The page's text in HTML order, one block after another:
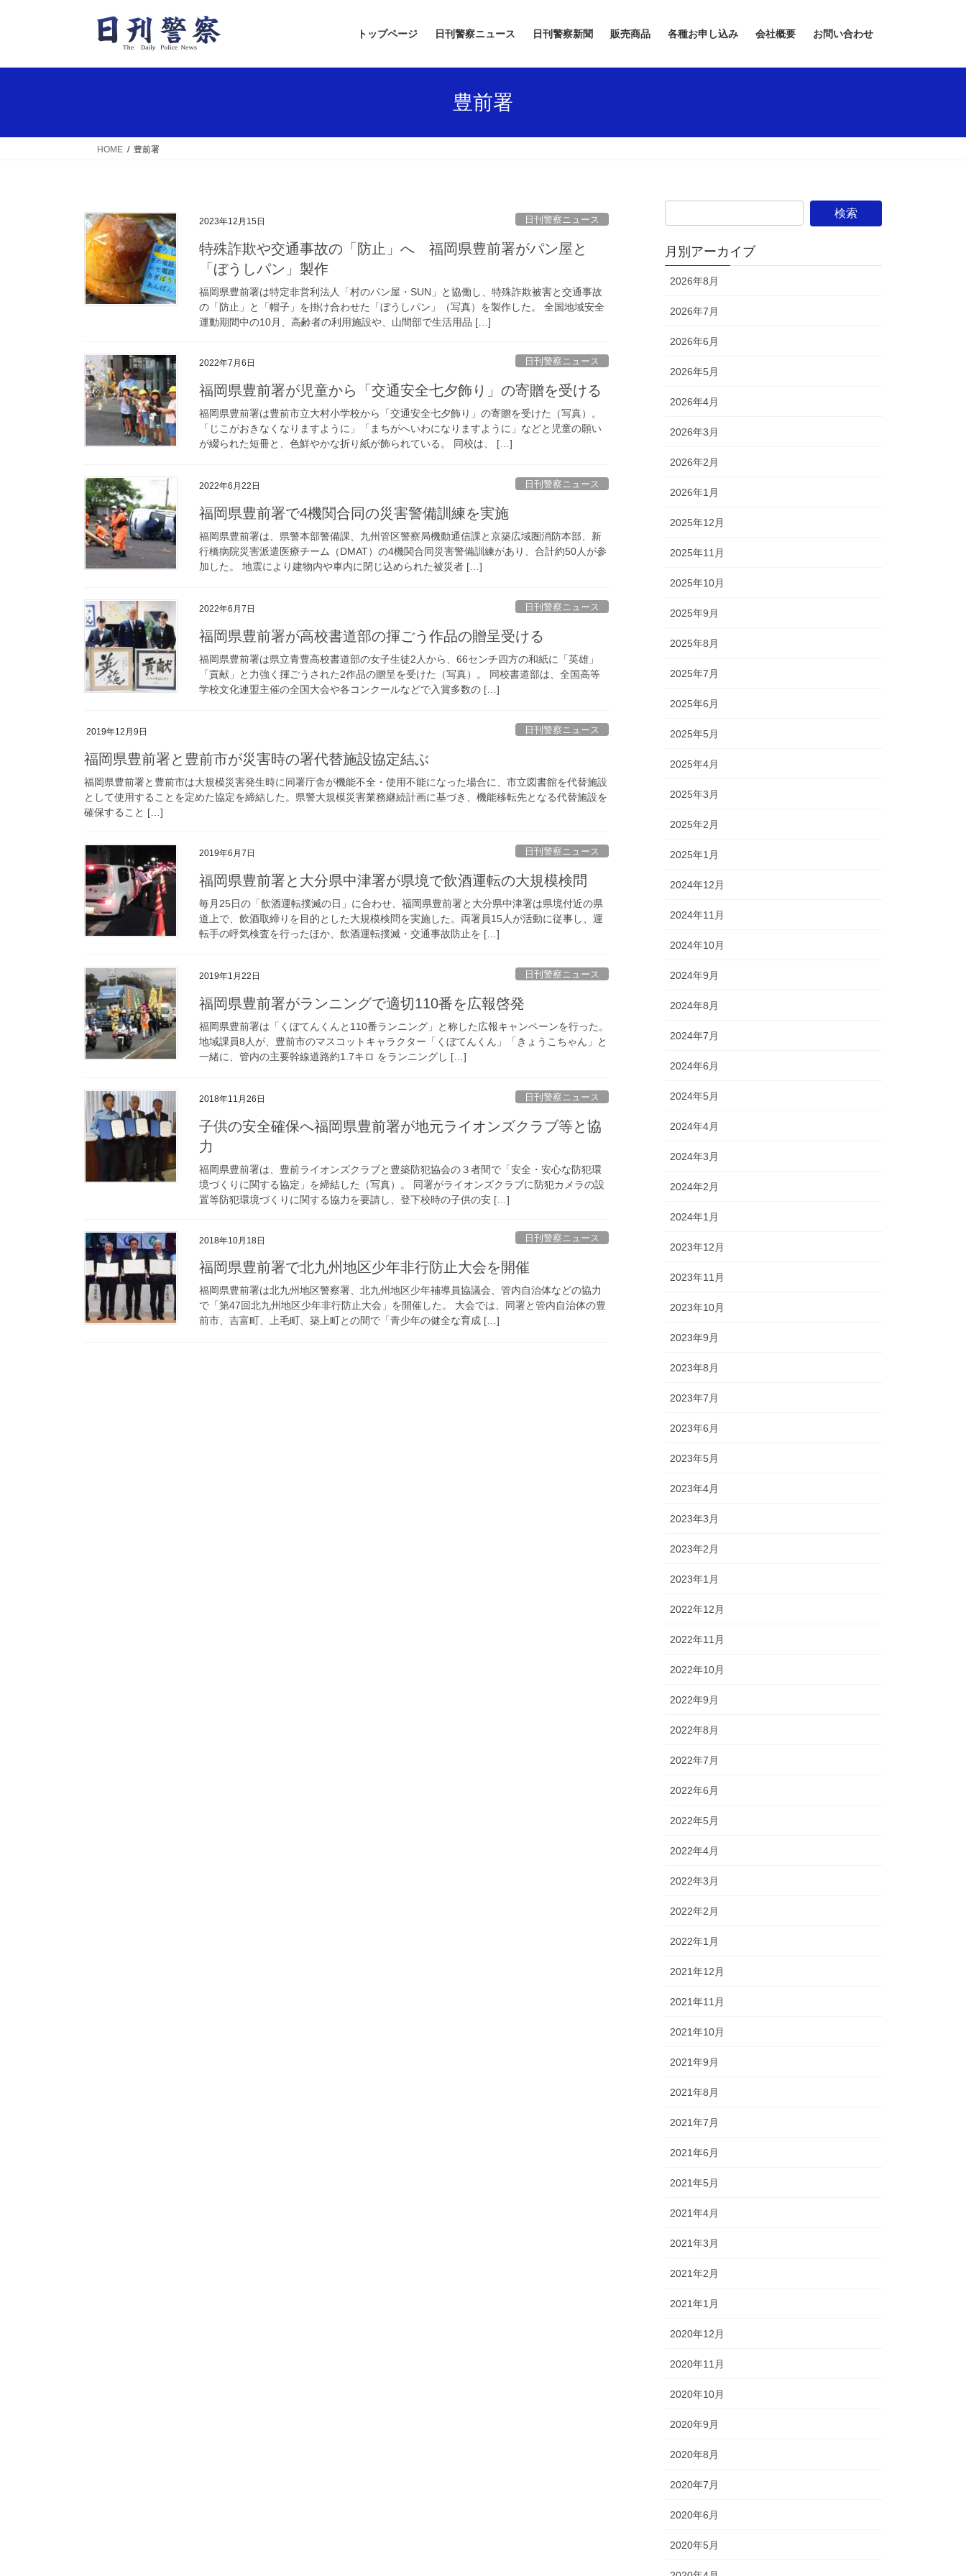
トップページ 日刊警察ニュース 日刊警察新聞 販売商品 各種お申し込み 会社概要 お問い合わせ
豊前署
HOME 豊前署
2023年12月15日 日刊警察ニュース
特殊詐欺や交通事故の「防止」へ 福岡県豊前署がパン屋と
「ぼうしパン」製作
福岡県豊前署は特定非営利法人「村のパン屋・SUN」と協働し、特殊詐欺被害と交通事故
の「防止」と「帽子」を掛け合わせた「ぼうしパン」（写真）を製作した。 全国地域安全
運動期間中の10月、高齢者の利用施設や、山間部で生活用品 […]
2022年7月6日 日刊警察ニュース
福岡県豊前署が児童から「交通安全七夕飾り」の寄贈を受ける
福岡県豊前署は豊前市立大村小学校から「交通安全七夕飾り」の寄贈を受けた（写真）。
「じこがおきなくなりますように」「まちがへいわになりますように」などと児童の願い
が綴られた短冊と、色鮮やかな折り紙が飾られている。 同校は、 […]
2022年6月22日 日刊警察ニュース
福岡県豊前署で4機関合同の災害警備訓練を実施
福岡県豊前署は、県警本部警備課、九州管区警察局機動通信課と京築広域圏消防本部、新
行橋病院災害派遣医療チーム（DMAT）の4機関合同災害警備訓練があり、合計約50人が参
加した。 地震により建物内や車内に閉じ込められた被災者 […]
2022年6月7日 日刊警察ニュース
福岡県豊前署が高校書道部の揮ごう作品の贈呈受ける
福岡県豊前署は県立青豊高校書道部の女子生徒2人から、66センチ四方の和紙に「英雄」
「貢献」と力強く揮ごうされた2作品の贈呈を受けた（写真）。 同校書道部は、全国高等
学校文化連盟主催の全国大会や各コンクールなどで入賞多数の […]
2019年12月9日 日刊警察ニュース
福岡県豊前署と豊前市が災害時の署代替施設協定結ぶ
福岡県豊前署と豊前市は大規模災害発生時に同署庁舎が機能不全・使用不能になった場合に、市立図書館を代替施設
として使用することを定めた協定を締結した。県警大規模災害業務継続計画に基づき、機能移転先となる代替施設を
確保すること […]
2019年6月7日 日刊警察ニュース
福岡県豊前署と大分県中津署が県境で飲酒運転の大規模検問
毎月25日の「飲酒運転撲滅の日」に合わせ、福岡県豊前署と大分県中津署は県境付近の県
道上で、飲酒取締りを目的とした大規模検問を実施した。両署員15人が活動に従事し、運
転手の呼気検査を行ったほか、飲酒運転撲滅・交通事故防止を […]
2019年1月22日 日刊警察ニュース
福岡県豊前署がランニングで適切110番を広報啓発
福岡県豊前署は「くぼてんくんと110番ランニング」と称した広報キャンペーンを行った。
地域課員8人が、豊前市のマスコットキャラクター「くぼてんくん」「きょうこちゃん」と
一緒に、管内の主要幹線道路約1.7キロ をランニングし […]
2018年11月26日 日刊警察ニュース
子供の安全確保へ福岡県豊前署が地元ライオンズクラブ等と協
力
福岡県豊前署は、豊前ライオンズクラブと豊築防犯協会の３者間で「安全・安心な防犯環
境づくりに関する協定」を締結した（写真）。 同署がライオンズクラブに防犯カメラの設
置等防犯環境づくりに関する協力を要請し、登下校時の子供の安 […]
2018年10月18日 日刊警察ニュース
福岡県豊前署で北九州地区少年非行防止大会を開催
福岡県豊前署は北九州地区警察署、北九州地区少年補導員協議会、管内自治体などの協力
で「第47回北九州地区少年非行防止大会」を開催した。 大会では、同署と管内自治体の豊
前市、吉富町、上毛町、築上町との間で「青少年の健全な育成 […]
月別アーカイブ
2026年8月
2026年7月
2026年6月
2026年5月
2026年4月
2026年3月
2026年2月
2026年1月
2025年12月
2025年11月
2025年10月
2025年9月
2025年8月
2025年7月
2025年6月
2025年5月
2025年4月
2025年3月
2025年2月
2025年1月
2024年12月
2024年11月
2024年10月
2024年9月
2024年8月
2024年7月
2024年6月
2024年5月
2024年4月
2024年3月
2024年2月
2024年1月
2023年12月
2023年11月
2023年10月
2023年9月
2023年8月
2023年7月
2023年6月
2023年5月
2023年4月
2023年3月
2023年2月
2023年1月
2022年12月
2022年11月
2022年10月
2022年9月
2022年8月
2022年7月
2022年6月
2022年5月
2022年4月
2022年3月
2022年2月
2022年1月
2021年12月
2021年11月
2021年10月
2021年9月
2021年8月
2021年7月
2021年6月
2021年5月
2021年4月
2021年3月
2021年2月
2021年1月
2020年12月
2020年11月
2020年10月
2020年9月
2020年8月
2020年7月
2020年6月
2020年5月